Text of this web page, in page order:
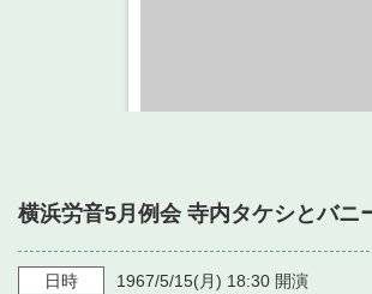
・ 空き状況
・ 抽選対象日
・ 音楽堂のご案内
神奈川県立音楽堂
SNS
横浜労音5月例会 寺内タケシとバニ
日時 1967/5/15(月) 18:30 開演